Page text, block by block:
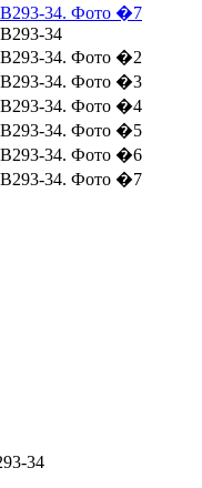
34